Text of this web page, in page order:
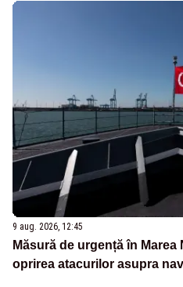
9 aug. 2026, 12:45
Măsură de urgență în Marea
oprirea atacurilor asupra